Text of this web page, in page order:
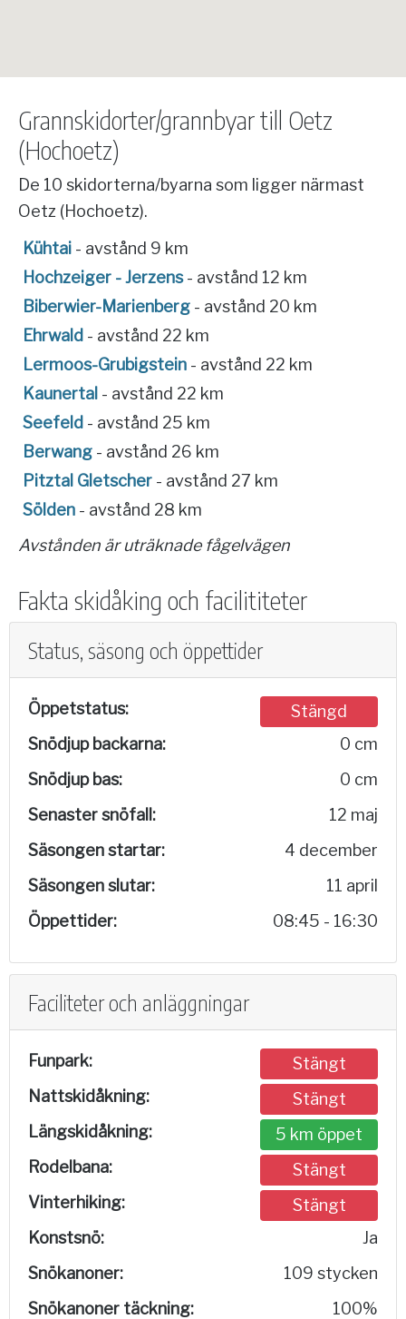
Grannskidorter/grannbyar till Oetz
(Hochoetz)
De 10 skidorterna/byarna som ligger närmast
Oetz (Hochoetz).
Kühtai - avstånd 9 km
Hochzeiger - Jerzens- avstånd 12 km
Biberwier-Marienberg - avstånd 20 km
Ehrwald - avstånd 22 km
Lermoos-Grubigstein - avstånd 22 km
Kaunertal - avstånd 22 km
Seefeld - avstånd 25 km
Berwang - avstånd 26 km
Pitztal Gletscher - avstånd 27 km
Sölden - avstånd 28 km
Avstånden är uträknade fågelvägen
Fakta skidåking och facilititeter
Status, säsong och öppettider
Öppetstatus:
Stängd
Snödjup backarna:
0 cm
Snödjup bas:
0 cm
Senaster snöfall:
12 maj
Säsongen startar:
4 december
Säsongen slutar:
11 april
Öppettider:
08:45 - 16:30
Faciliteter och anläggningar
Funpark:
Stängt
Nattskidåkning:
Stängt
Längskidåkning:
5 km öppet
Rodelbana:
Stängt
Vinterhiking:
Stängt
Konstsnö:
Ja
Snökanoner:
109 stycken
Snökanoner täckning:
100%